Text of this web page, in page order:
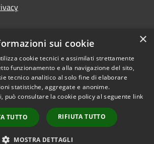
accessibilità
Copyright © 2026 • Comune di
Gimigliano • Powered by
Municipium•
Accesso
redazione
×
sui cookie
cookie tecnici e assimilati strettamente
funzionamento e alla navigazione del sito,
tecnico analitico al solo fine di elaborare
statistiche, aggregate e anonime.
può consultare la cookie policy al seguente link
TUTTO RIFIUTA TUTTO
MOSTRA DETTAGLI